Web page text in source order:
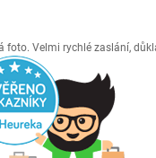
foto. Velmi rychlé zaslání,